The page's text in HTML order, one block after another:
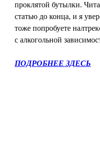
проклятой бутылки.
статью до конца, и я
тоже попробуете
с алкогольной
ПОДРОБНЕЕ ЗДЕСЬ